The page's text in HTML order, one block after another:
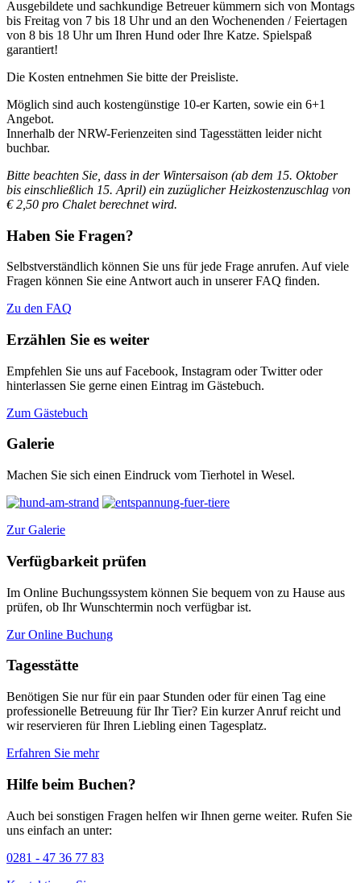
Ausgebildete und sachkundige Betreuer kümmern sich von Montags
bis Freitag von 7 bis 18 Uhr und an den Wochenenden / Feiertagen
von 8 bis 18 Uhr um Ihren Hund oder Ihre Katze. Spielspaß
garantiert!
Die Kosten entnehmen Sie bitte der Preisliste.
Möglich sind auch kostengünstige 10-er Karten, sowie ein 6+1
Angebot.
Innerhalb der NRW-Ferienzeiten sind Tagesstätten leider nicht
buchbar.
Bitte beachten Sie, dass in der Wintersaison (ab dem 15. Oktober
bis einschließlich 15. April) ein zuzüglicher Heizkostenzuschlag von
€ 2,50 pro Chalet berechnet wird.
Haben Sie Fragen?
Selbstverständlich können Sie uns für jede Frage anrufen. Auf viele
Fragen können Sie eine Antwort auch in unserer FAQ finden.
Zu den FAQ
Erzählen Sie es weiter
Empfehlen Sie uns auf Facebook, Instagram oder Twitter oder
hinterlassen Sie gerne einen Eintrag im Gästebuch.
Zum Gästebuch
Galerie
Machen Sie sich einen Eindruck vom Tierhotel in Wesel.
Zur Galerie
Verfügbarkeit prüfen
Im Online Buchungssystem können Sie bequem von zu Hause aus
prüfen, ob Ihr Wunschtermin noch verfügbar ist.
Zur Online Buchung
Tagesstätte
Benötigen Sie nur für ein paar Stunden oder für einen Tag eine
professionelle Betreuung für Ihr Tier? Ein kurzer Anruf reicht und
wir reservieren für Ihren Liebling einen Tagesplatz.
Erfahren Sie mehr
Hilfe beim Buchen?
Auch bei sonstigen Fragen helfen wir Ihnen gerne weiter. Rufen Sie
uns einfach an unter:
0281 - 47 36 77 83